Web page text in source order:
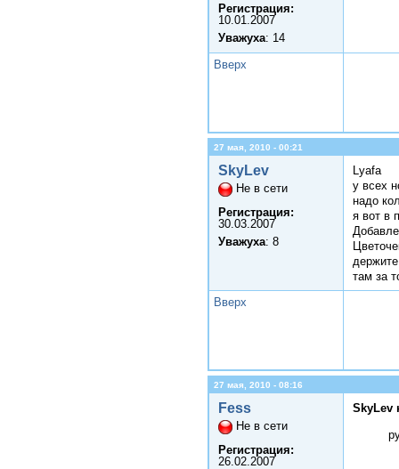
Регистрация:
10.01.2007
Уважуха: 14
Вверх
27 мая, 2010 - 00:21
SkyLev
Не в сети
Регистрация:
30.03.2007
Уважуха: 8
Lyafa
у всех
надо
я вот в
там за
Вверх
27 мая, 2010 - 08:16
Fess
Не в сети
Регистрация:
26.02.2007
SkyLev